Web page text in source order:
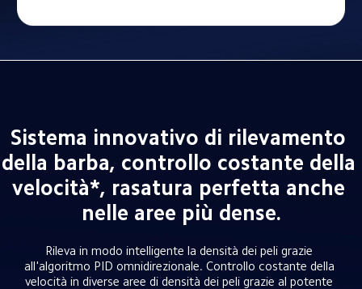
Sistema innovativo di rilevamento
della barba, controllo costante della
velocità*, rasatura perfetta anche
nelle aree più dense.
Rileva in modo intelligente la densità dei peli grazie
all'algoritmo PID omnidirezionale. Controllo costante della
velocità in diverse aree di densità dei peli grazie al potente